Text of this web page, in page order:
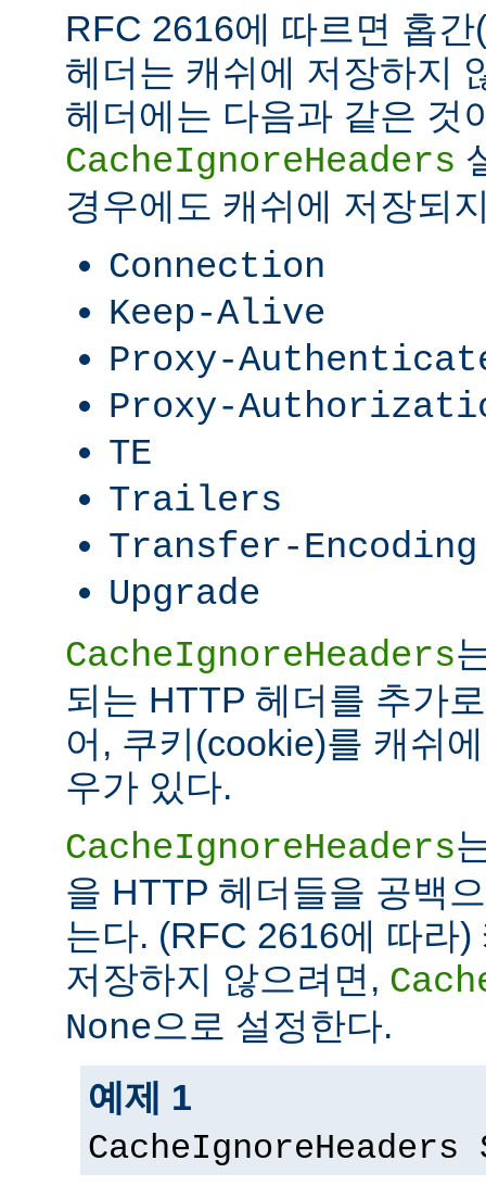
RFC 2616에 따르면 홉
헤더는 캐쉬에 저장하지
헤더에는 다음과 같은 것
CacheIgnoreHeaders
경우에도 캐쉬에 저장되
Connection
Keep-Alive
Proxy-
Proxy-
TE
Trailers
Transfer-Encoding
Upgrade
CacheIgnoreHeaders
되는 HTTP 헤더를 추가
어, 쿠키(cookie)를 캐쉬
우가 있다.
CacheIgnoreHeaders
을 HTTP 헤더들을 공백
는다. (RFC 2616에 따라
저장하지 않으려면,
None으로 설정한다.
예제 1
CacheIgnoreHeaders